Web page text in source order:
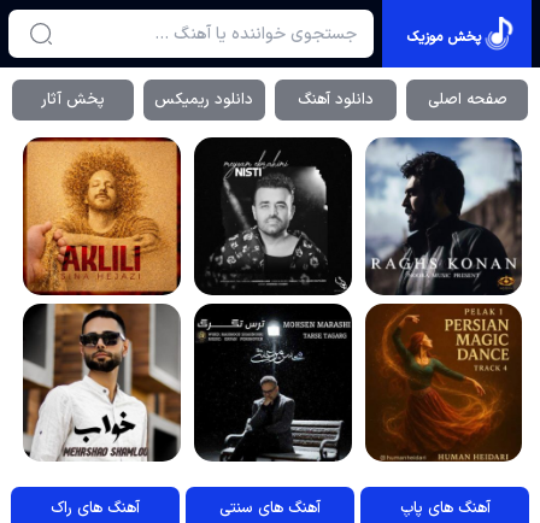
پخش موزیک
صفحه اصلی دانلود آهنگ دانلود ریمیکس پخش آثار
آهنگ های پاپ آهنگ های سنتی آهنگ های راک